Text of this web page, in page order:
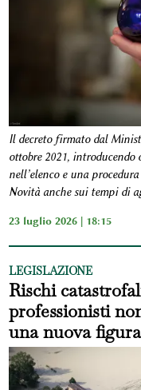
Il decreto firmato dal
ottobre 2021,
nell’elenco e una
Novità anche sui tempi di
23 luglio 2026 | 18:15
LEGISLAZIONE
Rischi
professionisti
una nuova figura